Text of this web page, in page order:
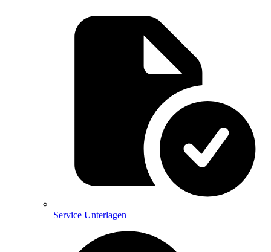
Service Unterlagen